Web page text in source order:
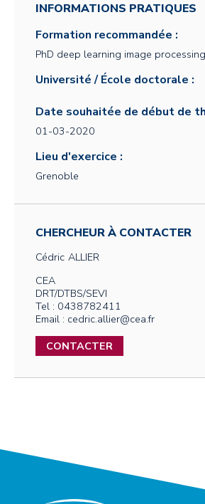
INFORMATIONS PRATIQUES
Formation recommandée :
PhD deep learning image
Université / École doctorale :
Date souhaitée de début de
01-03-2020
Lieu d'exercice :
Grenoble
CHERCHEUR À CONTACTER
Cédric ALLIER
CEA
DRT/DTBS/SEVI
Tel : 0438782411
Email : cedric.allier@cea.fr
CONTACTER